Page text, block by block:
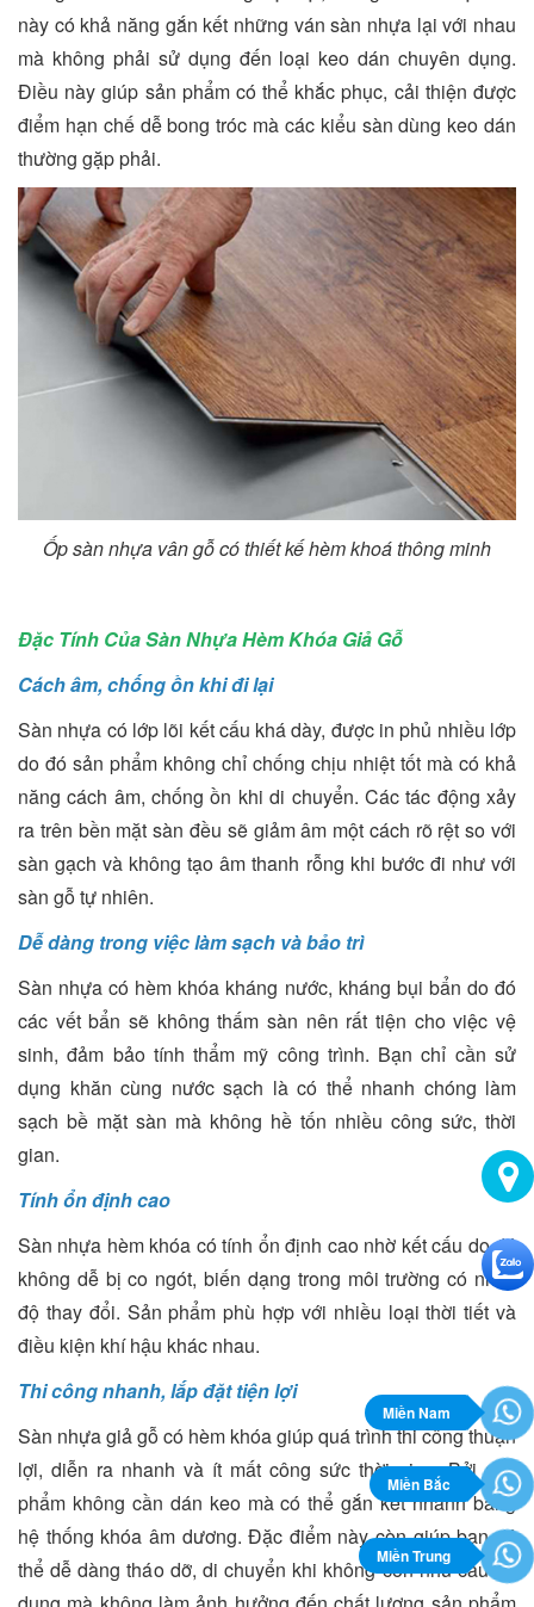
này có khả năng gắn kết những ván sàn nhựa lại với nhau
mà không phải sử dụng đến loại keo dán chuyên dụng.
Điều này giúp sản phẩm có thể khắc phục, cải thiện được
điểm hạn chế dễ bong tróc mà các kiểu sàn dùng keo dán
thường gặp phải.
Ốp sàn nhựa vân gỗ có thiết kế hèm khoá thông minh
Đặc Tính Của Sàn Nhựa Hèm Khóa Giả Gỗ
Cách âm, chống ồn khi đi lại
Sàn nhựa có lớp lõi kết cấu khá dày, được in phủ nhiều lớp
do đó sản phẩm không chỉ chống chịu nhiệt tốt mà có khả
năng cách âm, chống ồn khi di chuyển. Các tác động xảy
ra trên bền mặt sàn đều sẽ giảm âm một cách rõ rệt so với
sàn gạch và không tạo âm thanh rỗng khi bước đi như với
sàn gỗ tự nhiên.
Dễ dàng trong việc làm sạch và bảo trì
Sàn nhựa có hèm khóa kháng nước, kháng bụi bẩn do đó
các vết bẩn sẽ không thấm sàn nên rất tiện cho việc vệ
sinh, đảm bảo tính thẩm mỹ công trình. Bạn chỉ cần sử
dụng khăn cùng nước sạch là có thể nhanh chóng làm
sạch bề mặt sàn mà không hề tốn nhiều công sức, thời
gian.
Tính ổn định cao
Sàn nhựa hèm khóa có tính ổn định cao nhờ kết cấu do đó
không dễ bị co ngót, biến dạng trong môi trường có nhiệt
độ thay đổi. Sản phẩm phù hợp với nhiều loại thời tiết và
điều kiện khí hậu khác nhau.
Thi công nhanh, lắp đặt tiện lợi
Sàn nhựa giả gỗ có hèm khóa giúp quá trình thi công thuận
lợi, diễn ra nhanh và ít mất công sức thời gian. Bởi sản
phẩm không cần dán keo mà có thể gắn kết nhanh bằng
hệ thống khóa âm dương. Đặc điểm này còn giúp bạn có
thể dễ dàng tháo dỡ, di chuyển khi không còn nhu cầu sử
Miền Nam
Miền Bắc
Miền Trung